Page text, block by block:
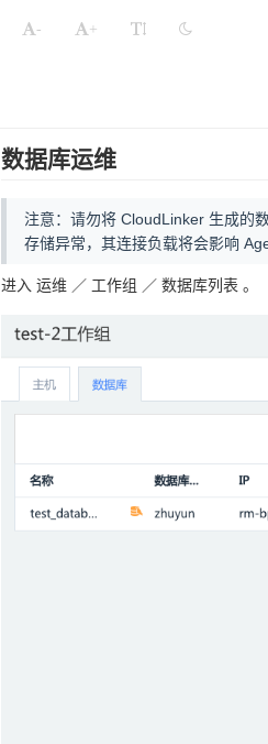
- +
数据库运维
注意：请勿将 CloudLinker 生成的
存储异常，其连接负载将会影响
进入 运维 ／ 工作组 ／ 数据库列表 。